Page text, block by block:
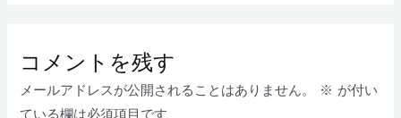
コメントを残す
メールアドレスが公開されることはありません。 ※ が付い
ている欄は必須項目です